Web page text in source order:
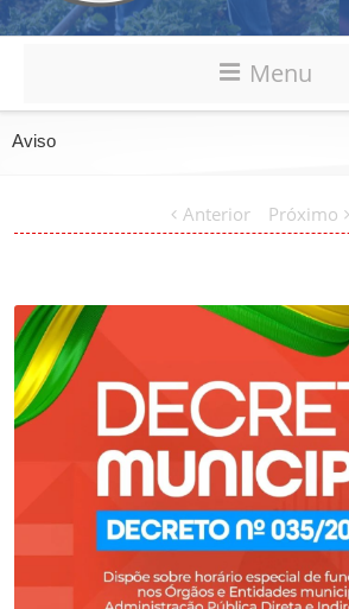
Menu
Aviso
Anterior Próximo